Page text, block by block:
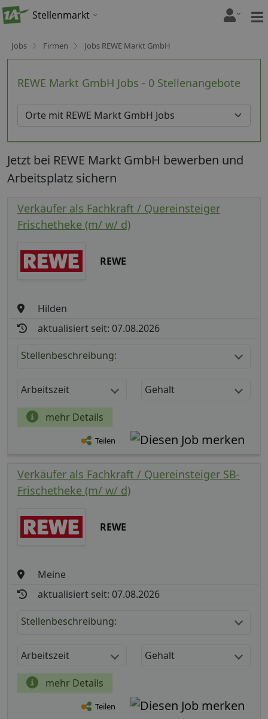
Stellenmarkt
Jobs Firmen Jobs REWE Markt GmbH
REWE Markt GmbH Jobs - 0 Stellenangebote
Jetzt bei REWE Markt GmbH bewerben und
Arbeitsplatz sichern
Verkäufer als Fachkraft / Quereinsteiger
Frischetheke (m/ w/ d)
REWE
Hilden
aktualisiert seit: 07.08.2026
Stellenbeschreibung:
Arbeitszeit Gehalt
mehr Details
Teilen
Verkäufer als Fachkraft / Quereinsteiger SB-
Frischetheke (m/ w/ d)
REWE
Meine
aktualisiert seit: 07.08.2026
Stellenbeschreibung:
Arbeitszeit Gehalt
mehr Details
Teilen